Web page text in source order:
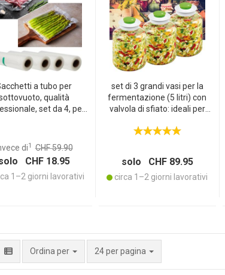
a tubo per
qualità
set da 4, per
senza BPA, perfetti
di1 CHF 59.90
CHF 18.95
1–2 giorni lavorativi
set di 3 grandi vasi per la
fermentazione (5 litri) con
valvola di sfiato: ideali per
Fermentazione facile e
solo CHF 89.95
circa 1–2 giorni lavorativi
Ordina per 24 per pagina